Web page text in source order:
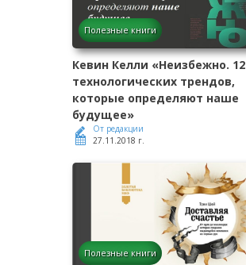
Полезные книги
Кевин Келли «Неизбежно. 12
технологических трендов,
которые определяют наше
будущее»
От редакции
27.11.2018 г.
Полезные книги